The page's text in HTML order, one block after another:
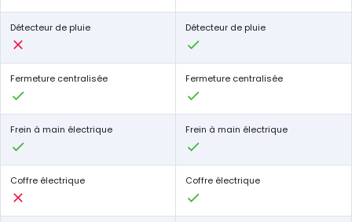
Détecteur de pluie Détecteur de pluie
Fermeture centralisée Fermeture centralisée
Frein à main électrique Frein à main électrique
Coffre électrique Coffre électrique